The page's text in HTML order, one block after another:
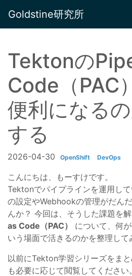
Goldstine研究所
Tektonの
Code（PAC
便利になる
する
2026-04-30 OpenShift DevOps
こんにちは、もーすけです。
Tektonでパイプラインを運用し
の設定やWebhookの管理がだん
んか？ 今回は、そうした課題を
as Code（PAC）
について、何
いう場面で活きるのかを整理して
以前にTekton学習シリーズをま
も必要に応じて閲覧してください。